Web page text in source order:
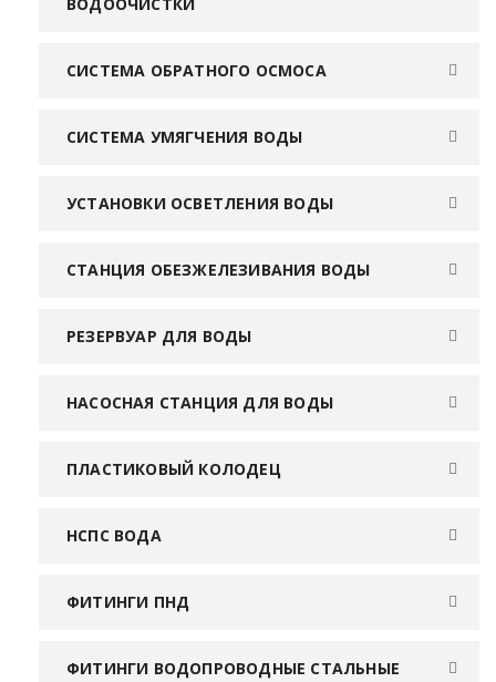
СИСТЕМА ОБРАТНОГО ОСМОСА
СИСТЕМА УМЯГЧЕНИЯ ВОДЫ
УСТАНОВКИ ОСВЕТЛЕНИЯ ВОДЫ
СТАНЦИЯ ОБЕЗЖЕЛЕЗИВАНИЯ ВОДЫ
РЕЗЕРВУАР ДЛЯ ВОДЫ
НАСОСНАЯ СТАНЦИЯ ДЛЯ ВОДЫ
ПЛАСТИКОВЫЙ КОЛОДЕЦ
НСПС ВОДА
ФИТИНГИ ПНД
ФИТИНГИ ВОДОПРОВОДНЫЕ СТАЛЬНЫЕ